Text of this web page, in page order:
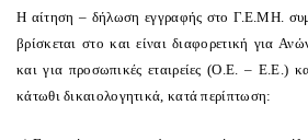
Η αίτηση – δήλωση εγγραφής στο Γ.Ε.ΜΗ.
βρίσκεται στοκαι είναι διαφορετική για
και για προσωπικές εταιρείες (Ο.Ε. – Ε.Ε.)
κάτωθι δικαιολογητικά, κατά περίπτωση: